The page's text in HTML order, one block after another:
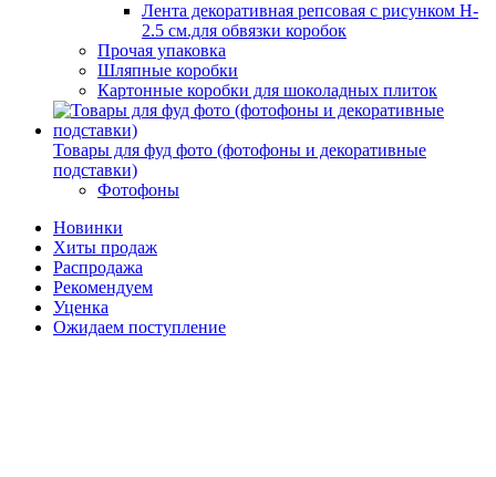
Лента декоративная репсовая с рисунком H-
2.5 см.для обвязки коробок
Прочая упаковка
Шляпные коробки
Картонные коробки для шоколадных плиток
Товары для фуд фото (фотофоны и декоративные
подставки)
Фотофоны
Новинки
Хиты продаж
Распродажа
Рекомендуем
Уценка
Ожидаем поступление